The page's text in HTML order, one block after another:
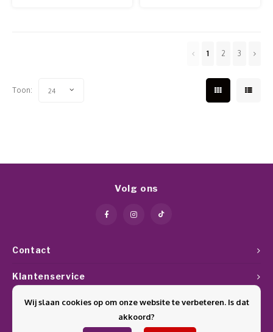
1 2 3
Toon: 24
Contact
Volg ons
Klantenservice
Mijn account
Wij slaan cookies op om onze website te verbeteren. Is dat
akkoord?